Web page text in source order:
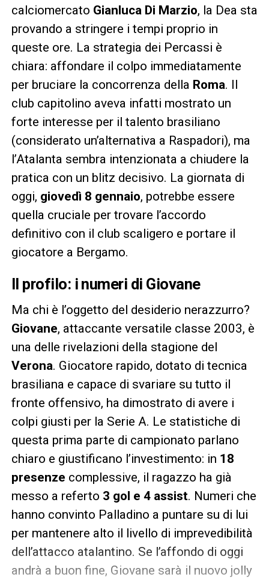
calciomercato Gianluca Di Marzio, la Dea sta
provando a stringere i tempi proprio in
queste ore. La strategia dei Percassi è
chiara: affondare il colpo immediatamente
per bruciare la concorrenza della Roma. Il
club capitolino aveva infatti mostrato un
forte interesse per il talento brasiliano
(considerato un’alternativa a Raspadori), ma
l’Atalanta sembra intenzionata a chiudere la
pratica con un blitz decisivo. La giornata di
oggi, giovedì 8 gennaio, potrebbe essere
quella cruciale per trovare l’accordo
definitivo con il club scaligero e portare il
giocatore a Bergamo.
Il profilo: i numeri di Giovane
Ma chi è l’oggetto del desiderio nerazzurro?
Giovane, attaccante versatile classe 2003, è
una delle rivelazioni della stagione del
Verona. Giocatore rapido, dotato di tecnica
brasiliana e capace di svariare su tutto il
fronte offensivo, ha dimostrato di avere i
colpi giusti per la Serie A. Le statistiche di
questa prima parte di campionato parlano
chiaro e giustificano l’investimento: in 18
presenze complessive, il ragazzo ha già
messo a referto 3 gol e 4 assist. Numeri che
hanno convinto Palladino a puntare su di lui
per mantenere alto il livello di imprevedibilità
dell’attacco atalantino. Se l’affondo di oggi
andrà a buon fine, Giovane sarà il nuovo jolly